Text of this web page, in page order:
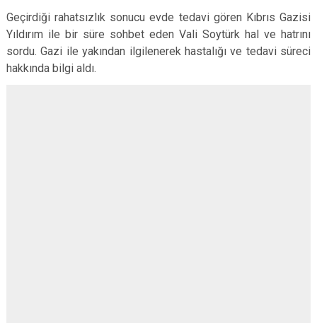
Geçirdiği rahatsızlık sonucu evde tedavi gören Kıbrıs Gazisi
Yıldırım ile bir süre sohbet eden Vali Soytürk hal ve hatrını
sordu. Gazi ile yakından ilgilenerek hastalığı ve tedavi süreci
hakkında bilgi aldı.